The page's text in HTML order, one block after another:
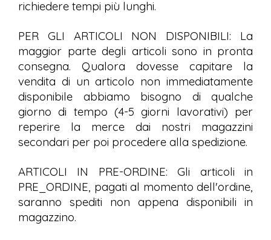
richiedere tempi più lunghi.
PER GLI ARTICOLI NON DISPONIBILI: La
maggior parte degli articoli sono in pronta
consegna. Qualora dovesse capitare la
vendita di un articolo non immediatamente
disponibile abbiamo bisogno di qualche
giorno di tempo (4-5 giorni lavorativi) per
reperire la merce dai nostri magazzini
secondari per poi procedere alla spedizione.
ARTICOLI IN PRE-ORDINE: Gli articoli in
PRE_ORDINE, pagati al momento dell'ordine,
saranno spediti non appena disponibili in
magazzino.